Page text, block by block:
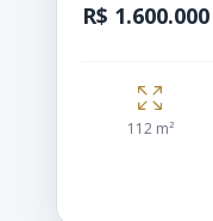
R$ 1.600.000
112 m²